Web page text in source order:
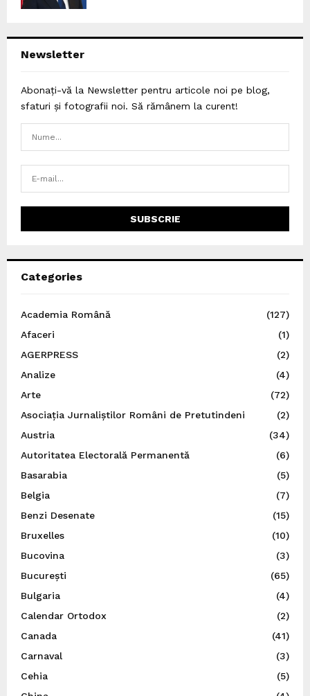
Newsletter
Abonați-vă la Newsletter pentru articole noi pe blog,
sfaturi și fotografii noi. Să rămânem la curent!
Categories
Academia Română
(127)
Afaceri
(1)
AGERPRESS
(2)
Analize
(4)
Arte
(72)
Asociația Jurnaliștilor Români de Pretutindeni
(2)
Austria
(34)
Autoritatea Electorală Permanentă
(6)
Basarabia
(5)
Belgia
(7)
Benzi Desenate
(15)
Bruxelles
(10)
Bucovina
(3)
București
(65)
Bulgaria
(4)
Calendar Ortodox
(2)
Canada
(41)
Carnaval
(3)
Cehia
(5)